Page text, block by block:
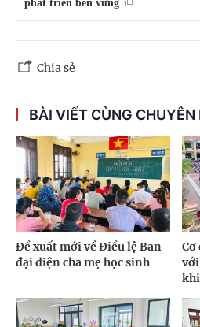
phát triển bền vững
Chia sẻ
BÀI VIẾT CÙNG CHUYÊN
Đề xuất mới về Điều lệ Ban
đại diện cha mẹ học sinh
Cơ
khi